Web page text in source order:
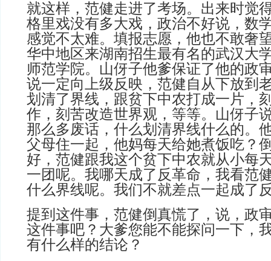
就这样，范健走进了考场。出来时觉
格里戏没有多大戏，政治不好说，数
感觉不太难。填报志愿，他也不敢奢
华中地区来湖南招生最有名的武汉大
师范学院。山伢子他爹保证了他的政
说一定向上级反映，范健自从下放到
划清了界线，跟贫下中农打成一片，
作，刻苦改造世界观，等等。山伢子
那么多废话，什么划清界线什么的。
父母住一起，他妈每天给她煮饭吃？
好，范健跟我这个贫下中农就从小每
一团呢。我哪天成了反革命，我看范
什么界线呢。我们不就差点一起成了
提到这件事，范健倒真慌了，说，政
这件事吧？大爹您能不能探问一下，
有什么样的结论？